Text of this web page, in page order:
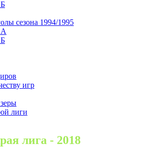
сезона 1994/1995
А
игр
лиги
лига - 2018